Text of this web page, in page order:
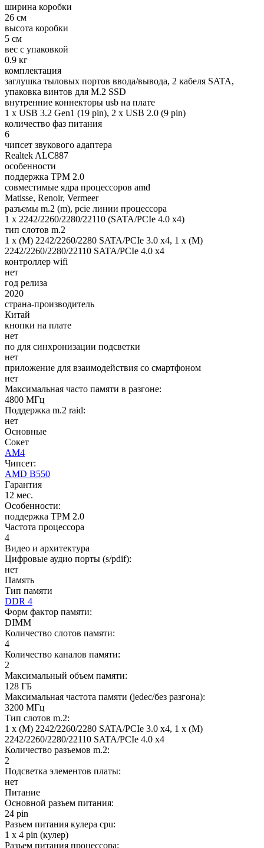
ширина коробки
26 см
высота коробки
5 см
вес с упаковкой
0.9 кг
комплектация
заглушка тыловых портов ввода/вывода, 2 кабеля SATA,
упаковка винтов для M.2 SSD
внутренние коннекторы usb на плате
1 x USB 3.2 Gen1 (19 pin), 2 x USB 2.0 (9 pin)
количество фаз питания
6
чипсет звукового адаптера
Realtek ALC887
особенности
поддержка TPM 2.0
совместимые ядра процессоров amd
Matisse, Renoir, Vermeer
разъемы m.2 (m), pcie линии процессора
1 x 2242/2260/2280/22110 (SATA/PCIe 4.0 x4)
тип слотов m.2
1 x (M) 2242/2260/2280 SATA/PCIe 3.0 x4, 1 x (M)
2242/2260/2280/22110 SATA/PCIe 4.0 x4
контроллер wifi
нет
год релиза
2020
страна-производитель
Китай
кнопки на плате
нет
по для синхронизации подсветки
нет
приложение для взаимодействия со смартфоном
нет
Максимальная часто памяти в разгоне:
4800 МГц
Поддержка m.2 raid:
нет
Основные
Сокет
AM4
Чипсет:
AMD B550
Гарантия
12 мес.
Особенности:
поддержка TPM 2.0
Частота процессора
4
Видео и архитектура
Цифровые аудио порты (s/pdif):
нет
Память
Тип памяти
DDR 4
Форм фактор памяти:
DIMM
Количество слотов памяти:
4
Количество каналов памяти:
2
Максимальный объем памяти:
128 ГБ
Максимальная частота памяти (jedec/без разгона):
3200 МГц
Тип слотов m.2:
1 x (M) 2242/2260/2280 SATA/PCIe 3.0 x4, 1 x (M)
2242/2260/2280/22110 SATA/PCIe 4.0 x4
Количество разъемов m.2:
2
Подсветка элементов платы:
нет
Питание
Основной разъем питания:
24 pin
Разъем питания кулера cpu:
1 x 4 pin (кулер)
Разъем питания процессора: